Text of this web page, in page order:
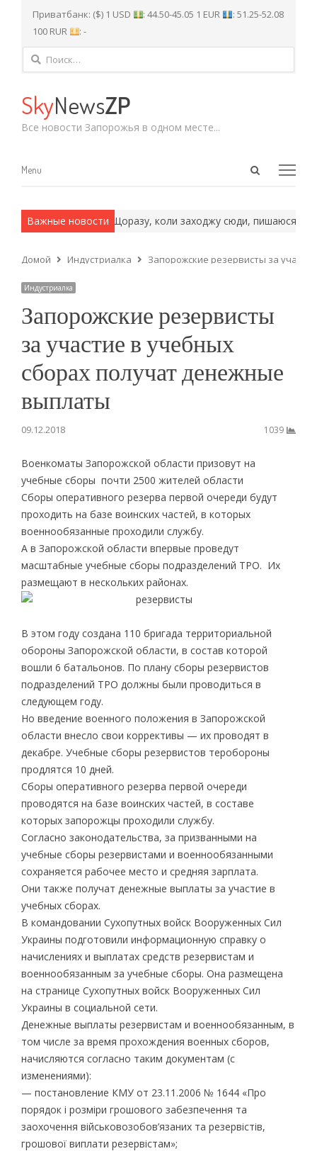
Приватбанк: ($) 1 USD : 44.50-45.05 1 EUR
: 51.25-52.08
100 RUR
: -
Найти:
SkyNewsZP
Все новости Запорожья в одном месте...
Open
Menu
Menu
Важные новости
методы. «Щоразу, коли заходжу сюди, пишаюся
Домой Индустриалка Запорожские резервисты за
Индустриалка
Запорожские резервисты
за участие в учебных
сборах получат денежные
выплаты
09.12.2018 1039
Военкоматы Запорожской области призовут на
учебные сборы почти 2500 жителей области
Сборы оперативного резерва первой очереди будут
проходить на базе воинских частей, в которых
военнообязанные проходили службу.
А в Запорожской области впервые проведут
масштабные учебные сборы подразделений ТРО. Их
размещают в нескольких районах.
В этом году создана 110 бригада территориальной
обороны Запорожской области, в состав которой
вошли 6 батальонов. По плану сборы резервистов
подразделений ТРО должны были проводиться в
следующем году.
Но введение военного положения в Запорожской
области внесло свои коррективы — их проводят в
декабре. Учебные сборы резервистов теробороны
продлятся 10 дней.
Сборы оперативного резерва первой очереди
проводятся на базе воинских частей, в составе
которых запорожцы проходили службу.
Согласно законодательства, за призванными на
учебные сборы резервистами и военнообязанными
сохраняется рабочее место и средняя зарплата.
Они также получат денежные выплаты за участие в
учебных сборах.
В командовании Сухопутных войск Вооруженных Сил
Украины подготовили информационную справку о
начислениях и выплатах средств резервистам и
военнообязанным за учебные сборы. Она размещена
на странице Сухопутных войск Вооруженных Сил
Украины в социальной сети.
Денежные выплаты резервистам и военнообязанным, в
том числе за время прохождения военных сборов,
начисляются согласно таким документам (с
изменениями):
— постановление КМУ от 23.11.2006 № 1644 «Про
порядок і розміри грошового забезпечення та
заохочення військовозобов’язаних та резервістів,
грошової виплати резервістам»;